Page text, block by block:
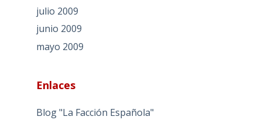
julio 2009
junio 2009
mayo 2009
Enlaces
Blog "La Facción Española"